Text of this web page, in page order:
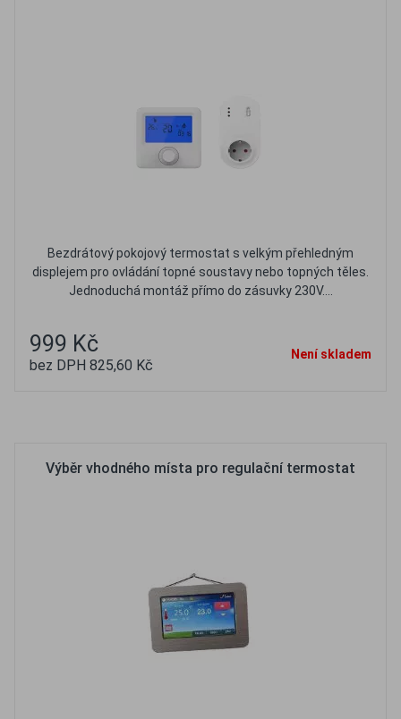
Bezdrátový pokojový termostat s velkým přehledným
displejem pro ovládání topné soustavy nebo topných těles.
Jednoduchá montáž přímo do zásuvky 230V....
999 Kč
bez DPH 825,60 Kč
Není skladem
Výběr vhodného místa pro regulační termostat